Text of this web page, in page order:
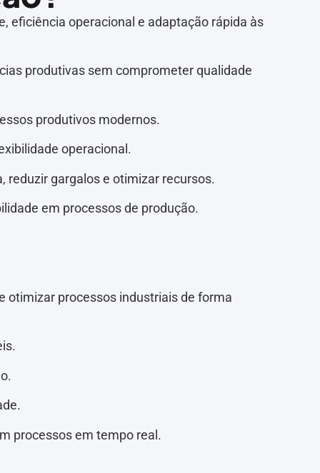
eficiência operacional e adaptação rápida às
produtivas sem comprometer qualidade
produtivos modernos.
operacional.
reduzir gargalos e otimizar recursos.
em processos de produção.
otimizar processos industriais de forma
processos em tempo real.